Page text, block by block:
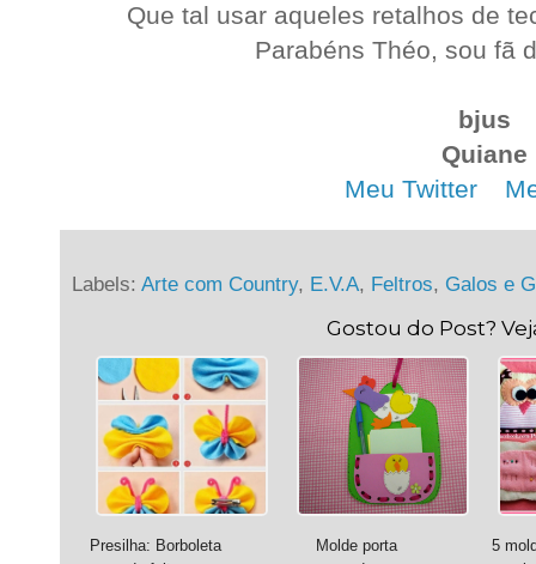
Que tal usar aqueles retalhos de
Parabéns Théo, sou fã
bjus
Quiane
Meu Twitter. .
Labels: Arte com Country, E.V.A, Feltros, Galos e
Gostou do Post?
Presilha: Borboleta
Molde porta
5